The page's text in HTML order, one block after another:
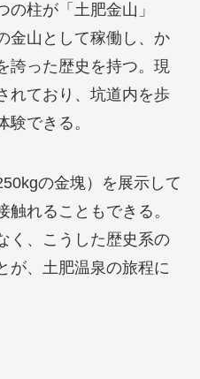
柱が「土肥金山」
金山として稼働し、か
誇った歴史を持つ。現
れており、坑道内を歩
験できる。
の金塊）を展示して
れることもできる。
く、こうした歴史系の
が、土肥温泉の旅程に